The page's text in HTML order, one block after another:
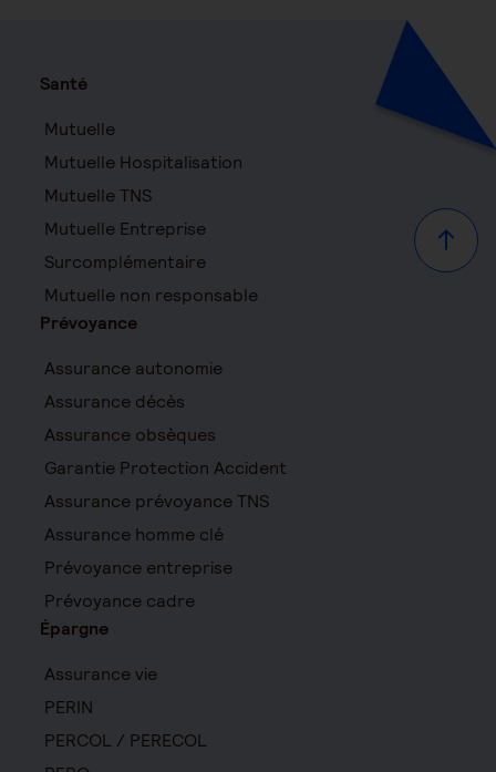
Haut
Santé
Mutuelle
Mutuelle Hospitalisation
Mutuelle TNS
Mutuelle Entreprise
Surcomplémentaire
Mutuelle non responsable
Prévoyance
Assurance autonomie
Assurance décès
Assurance obsèques
Garantie Protection Accident
Assurance prévoyance TNS
Assurance homme clé
Prévoyance entreprise
Prévoyance cadre
Épargne
Assurance vie
PERIN
PERCOL / PERECOL